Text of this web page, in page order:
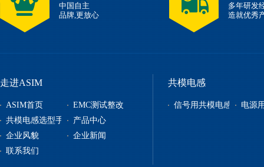
中国自主
品牌,更放心
多年研发
造就优秀
走进ASIM
ASIM首页
EMC测试整改
共模电感选型手册 产品中心
信号用共模电感
企业风貌
企业新闻
联系我们
共模电感
信号用共模电感 电源